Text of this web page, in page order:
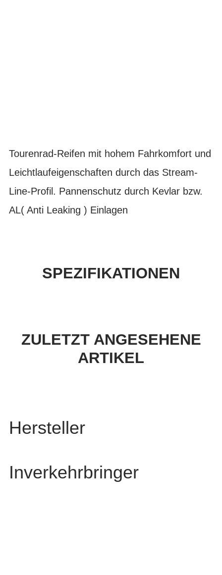
Tourenrad-Reifen mit hohem Fahrkomfort und
Leichtlaufeigenschaften durch das Stream-
Line-Profil. Pannenschutz durch Kevlar bzw.
AL( Anti Leaking ) Einlagen
SPEZIFIKATIONEN
ZULETZT ANGESEHENE
ARTIKEL
Hersteller
Inverkehrbringer